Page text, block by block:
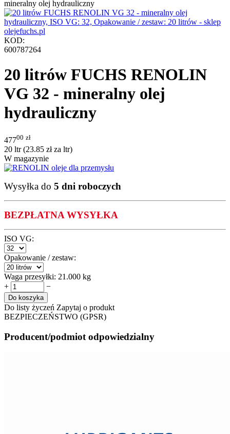
mineralny olej hydrauliczny
KOD:
600787264
20 litrów FUCHS RENOLIN
VG 32 - mineralny olej
hydrauliczny
47700 zł
20 ltr (23.85 złza ltr)
W magazynie
Wysyłka do 5 dni roboczych
BEZPŁATNA WYSYŁKA
ISO VG:
Opakowanie / zestaw:
Waga przesyłki: 21.000 kg
+
−
Do koszyka
Do listy życzeń Zapytaj o produkt
BEZPIECZEŃSTWO (GPSR)
Producent/podmiot odpowiedzialny